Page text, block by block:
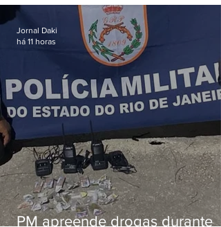
em Vaz Lobo
PM apreende drogas durante
Jornal Daki
há 11 horas